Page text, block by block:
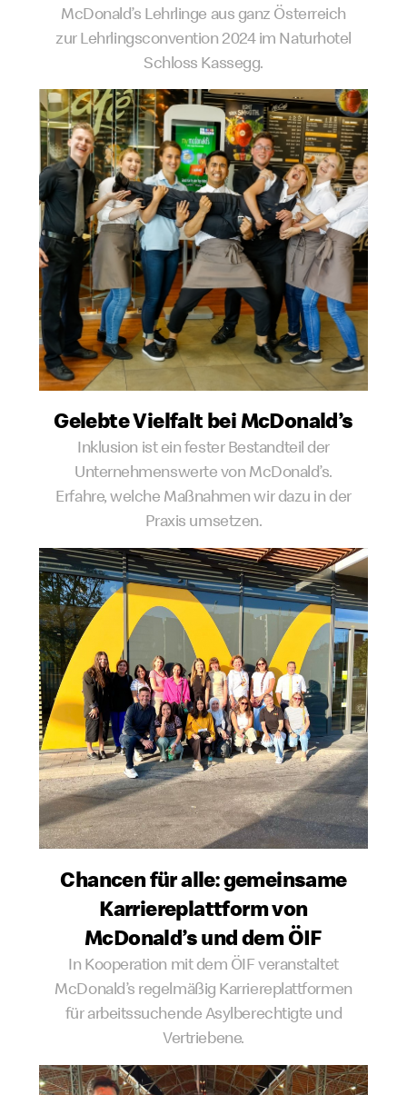
McDonald’s Lehrlinge aus ganz Österreich
zur Lehrlingsconvention 2024 im Naturhotel
Schloss Kassegg.
Gelebte Vielfalt bei McDonald’s
Inklusion ist ein fester Bestandteil der
Unternehmenswerte von McDonald’s.
Erfahre, welche Maßnahmen wir dazu in der
Praxis umsetzen.
Chancen für alle: gemeinsame
Karriereplattform von
McDonald’s und dem ÖIF
In Kooperation mit dem ÖIF veranstaltet
McDonald’s regelmäßig Karriereplattformen
für arbeitssuchende Asylberechtigte und
Vertriebene.